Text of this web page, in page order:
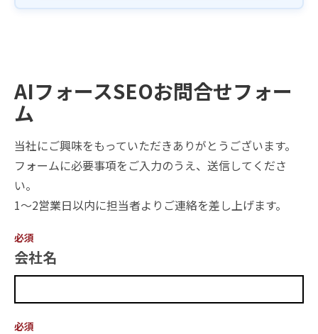
AIフォースSEOお問合せフォー
ム
当社にご興味をもっていただきありがとうございます。
フォームに必要事項をご入力のうえ、送信してくださ
い。
1〜2営業日以内に担当者よりご連絡を差し上げます。
必須
会社名
必須